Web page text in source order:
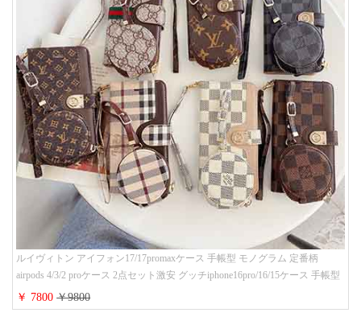
ルイヴィトン アイフォン17/17promaxケース 手帳型 モノグラム 定番柄
airpods 4/3/2 proケース 2点セット激安 グッチiphone16pro/16/15ケース 手帳型
財布カード入り 多機能 ハイ ブランド Galaxy S25/S24/S23手帳カバー おすす
め
￥ 7800￥9800